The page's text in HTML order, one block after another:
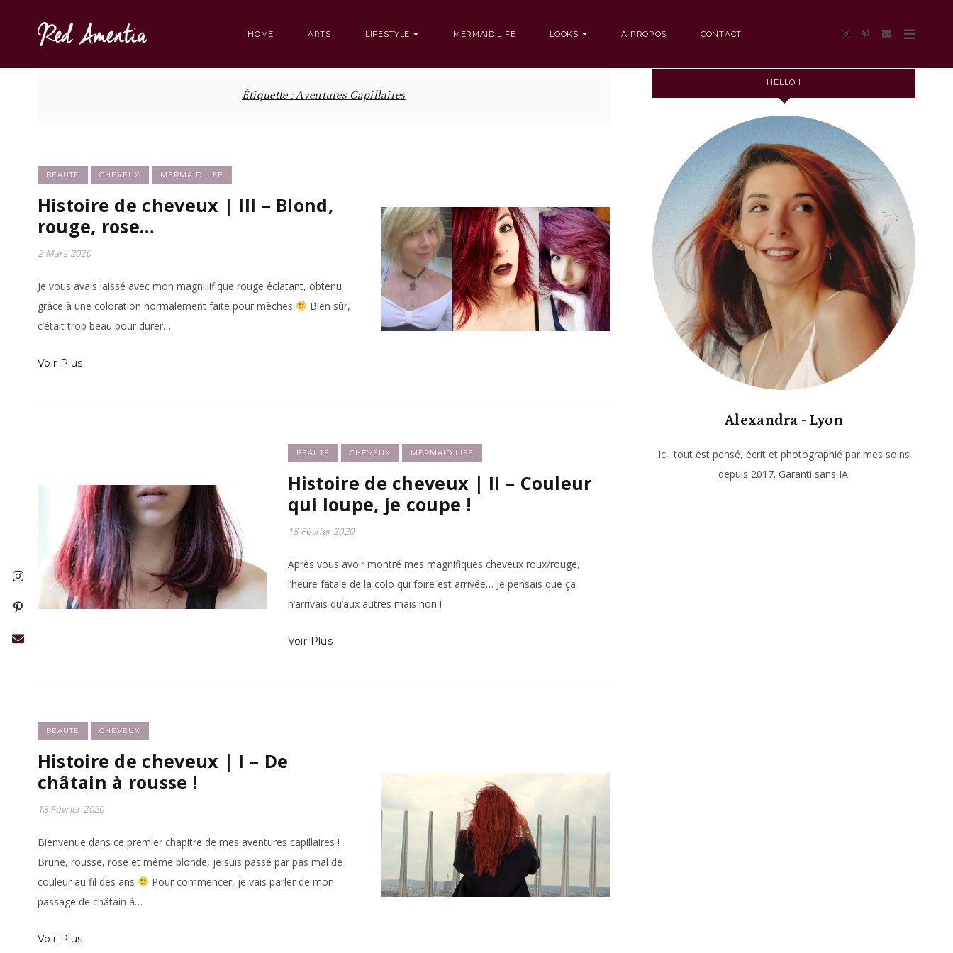
HOME ARTS LIFESTYLE MERMAID LIFE LOOKS À PROPOS CONTACT
Étiquette :Aventures Capillaires
BEAUTÉ CHEVEUX MERMAID LIFE
Histoire de cheveux | III – Blond,
rouge, rose…
2 Mars 2020
Je vous avais laissé avec mon magniiiifique rouge éclatant, obtenu
grâce à une coloration normalement faite pour mèches
Bien sûr,
c’était trop beau pour durer…
Voir Plus
BEAUTÉ CHEVEUX MERMAID LIFE
Histoire de cheveux | II – Couleur
qui loupe, je coupe !
18 Février 2020
Après vous avoir montré mes magnifiques cheveux roux/rouge,
l’heure fatale de la colo qui foire est arrivée… Je pensais que ça
n’arrivais qu’aux autres mais non !
Voir Plus
BEAUTÉ CHEVEUX
Histoire de cheveux | I – De
châtain à rousse !
18 Février 2020
Bienvenue dans ce premier chapitre de mes aventures capillaires !
Brune, rousse, rose et même blonde, je suis passé par pas mal de
couleur au fil des ans
Pour commencer, je vais parler de mon
passage de châtain à…
Voir Plus
HELLO !
Alexandra - Lyon
Ici, tout est pensé, écrit et photographié par mes soins
depuis 2017. Garanti sans IA.